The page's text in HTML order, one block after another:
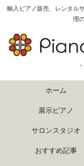
輸入ピアノ販売、レンタル
理
ホーム
展示ピアノ
サロンスタジオ
おすすめ記事